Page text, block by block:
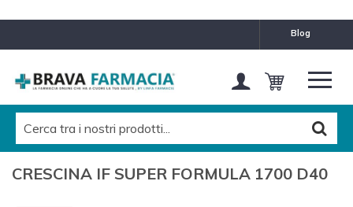
blog
CRESCINA IF SUPER FORMULA 1700 D40